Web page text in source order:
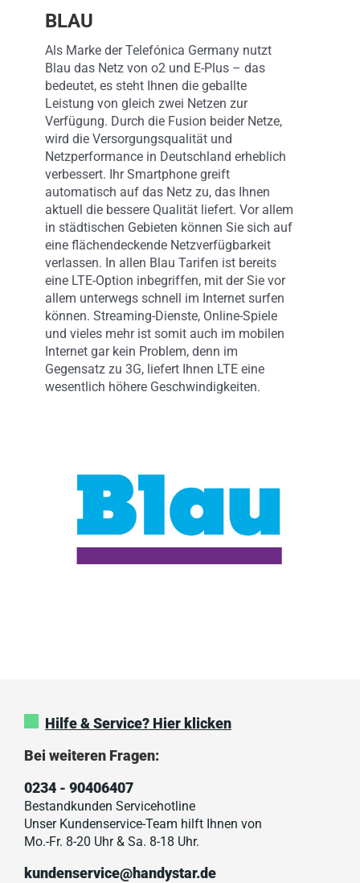
BLAU
Als Marke der Telefónica Germany nutzt
Blau das Netz von o2 und E-Plus – das
bedeutet, es steht Ihnen die geballte
Leistung von gleich zwei Netzen zur
Verfügung. Durch die Fusion beider Netze,
wird die Versorgungsqualität und
Netzperformance in Deutschland erheblich
verbessert. Ihr Smartphone greift
automatisch auf das Netz zu, das Ihnen
aktuell die bessere Qualität liefert. Vor allem
in städtischen Gebieten können Sie sich auf
eine flächendeckende Netzverfügbarkeit
verlassen. In allen Blau Tarifen ist bereits
eine LTE-Option inbegriffen, mit der Sie vor
allem unterwegs schnell im Internet surfen
können. Streaming-Dienste, Online-Spiele
und vieles mehr ist somit auch im mobilen
Internet gar kein Problem, denn im
Gegensatz zu 3G, liefert Ihnen LTE eine
wesentlich höhere Geschwindigkeiten.
Hilfe & Service? Hier klicken
Bei weiteren Fragen:
0234 - 90406407
Bestandkunden Servicehotline
Unser Kundenservice-Team hilft Ihnen von
Mo.-Fr. 8-20 Uhr & Sa. 8-18 Uhr.
kundenservice@handystar.de